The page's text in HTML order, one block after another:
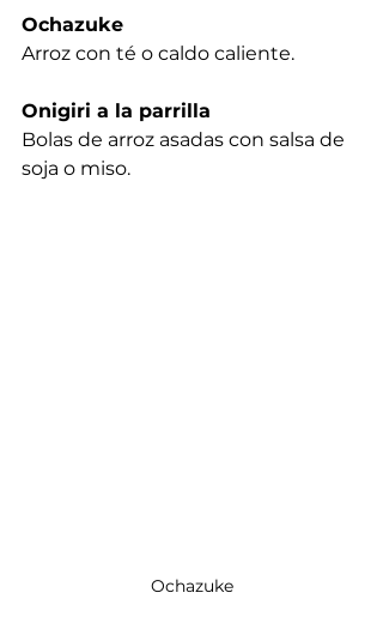
Ochazuke
Arroz con té o caldo caliente.
Onigiri a la parrilla
Bolas de arroz asadas con salsa de
soja o miso.
Ochazuke